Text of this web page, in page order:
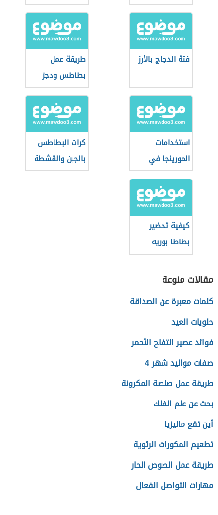
فتة الدجاج بالأرز
طريقة عمل
بطاطس ودجز
استخدامات
المورينجا في
وصفات الطعام
كرات البطاطس
بالجبن والقشطة
كيفية تحضير
بطاطا بوريه
مقالات منوعة
كلمات معبرة عن الصداقة
حلويات العيد
فوائد عصير التفاح الأحمر
صفات مواليد شهر 4
طريقة عمل صلصة المكرونة
بحث عن علم الفلك
أين تقع ماليزيا
تطعيم المكورات الرئوية
طريقة عمل الصوص الحار
مهارات التواصل الفعال